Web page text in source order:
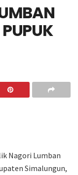
Nagori Lumban
Simalungun,